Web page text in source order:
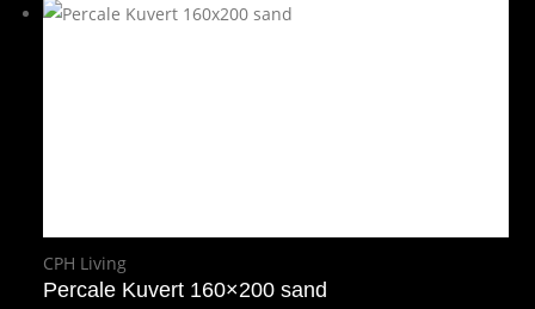
CPH Living
Percale Kuvert 160×200 sand